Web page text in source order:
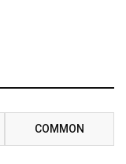
COMMON